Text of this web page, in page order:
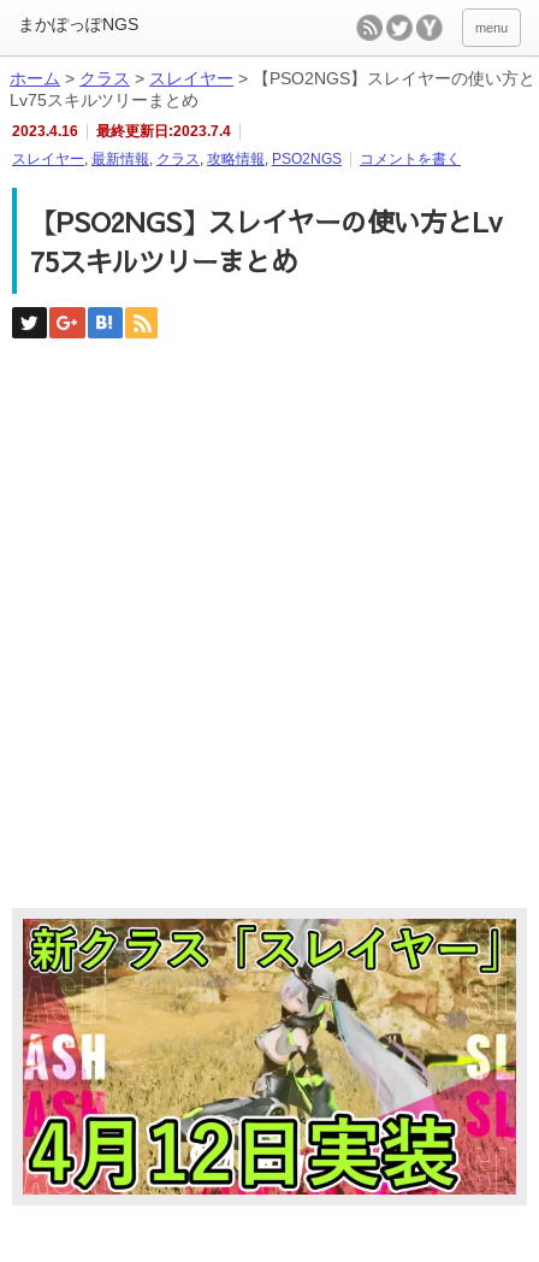
menu
ホーム > クラス > スレイヤー >
【PSO2NGS】スレイヤーの使い方と
Lv75スキルツリーまとめ
2023.4.16
最終更新日:2023.7.4
スレイヤー, 最新情報, クラス, 攻略情報, PSO2NGS コメントを書く
【PSO2NGS】スレイヤーの使い方とLv
75スキルツリーまとめ